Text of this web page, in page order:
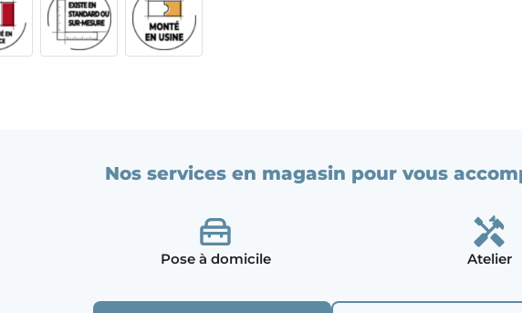
Nos services en magasin pour vous
Pose à domicile Atelier